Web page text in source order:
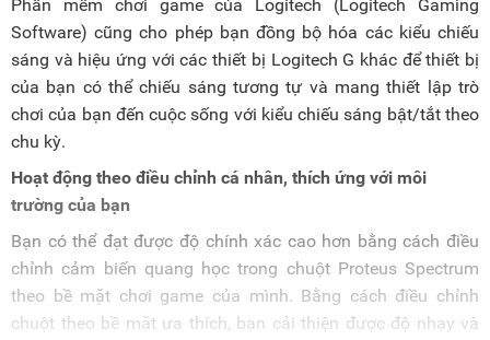
Phần mềm chơi game của Logitech (Logitech Gaming
Software) cũng cho phép bạn đồng bộ hóa các kiểu chiếu
sáng và hiệu ứng với các thiết bị Logitech G khác để thiết bị
của bạn có thể chiếu sáng tương tự và mang thiết lập trò
chơi của bạn đến cuộc sống với kiểu chiếu sáng bật/tắt theo
chu kỳ.
Hoạt động theo điều chỉnh cá nhân, thích ứng với môi
trường của bạn
Bạn có thể đạt được độ chính xác cao hơn bằng cách điều
chỉnh cảm biến quang học trong chuột Proteus Spectrum
theo bề mặt chơi game của mình. Bằng cách điều chỉnh
chuột theo bề mặt ưa thích, bạn cải thiện được độ nhạy và